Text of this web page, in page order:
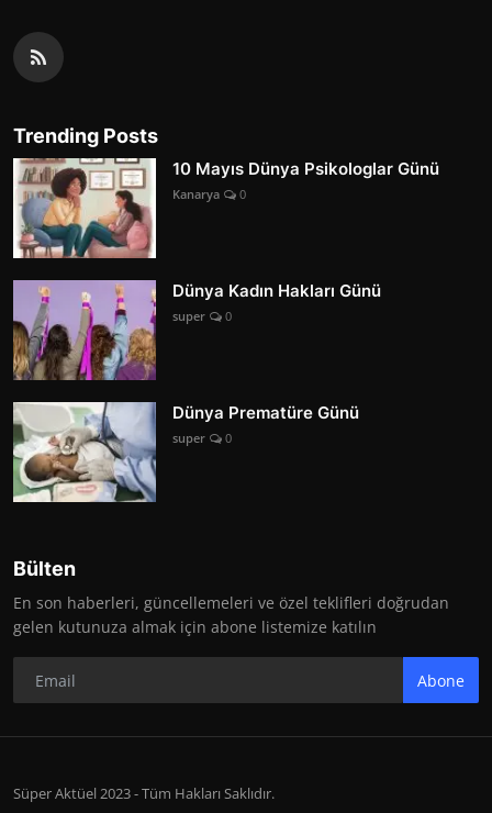
Trending Posts
10 Mayıs Dünya Psikologlar Günü
Kanarya 0
Dünya Kadın Hakları Günü
super 0
Dünya Prematüre Günü
super 0
Bülten
En son haberleri, güncellemeleri ve özel teklifleri doğrudan
gelen kutunuza almak için abone listemize katılın
Abone
Süper Aktüel 2023 - Tüm Hakları Saklıdır.